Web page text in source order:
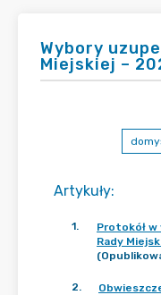
Wybory
Miejskiej –
Artykuły:
1.
Protokół w
Rady
2.